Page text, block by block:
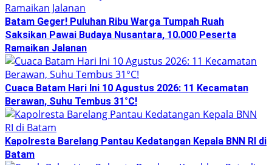
Batam Geger! Puluhan Ribu Warga Tumpah Ruah
Saksikan Pawai Budaya Nusantara, 10.000 Peserta
Ramaikan Jalanan
Cuaca Batam Hari Ini 10 Agustus 2026: 11 Kecamatan
Berawan, Suhu Tembus 31°C!
Kapolresta Barelang Pantau Kedatangan Kepala BNN RI di
Batam